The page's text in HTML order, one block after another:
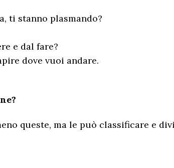
ti stanno plasmando?
e dal fare?
dove vuoi andare.
queste, ma le può classificare e